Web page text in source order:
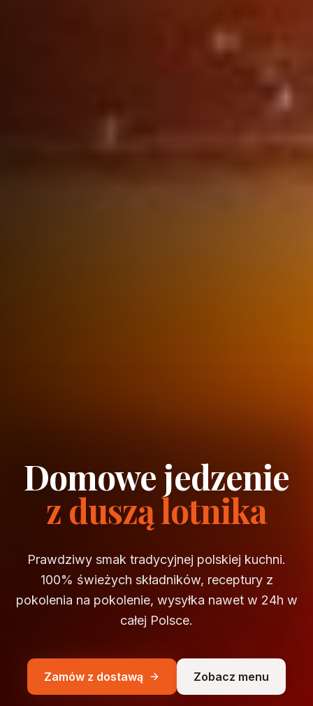
Domowe jedzenie
z duszą lotnika
Prawdziwy smak tradycyjnej polskiej kuchni.
100% świeżych składników, receptury z
pokolenia na pokolenie, wysyłka nawet w 24h w
całej Polsce.
Zamów z dostawą Zobacz menu